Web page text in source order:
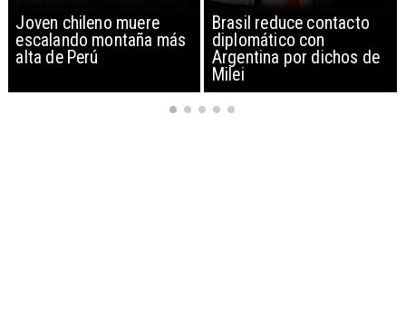
Brasil reduce contacto
diplomático con
Argentina por dichos de
China restringe
exportación de drones a
EEUU y sanciona
empresas